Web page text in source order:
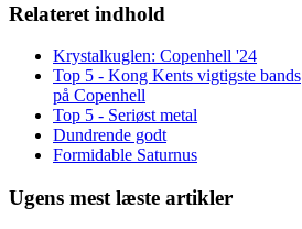
Relateret indhold
Krystalkuglen: Copenhell '24
Top 5 - Kong Kents vigtigste bands
på Copenhell
Top 5 - Seriøst metal
Dundrende godt
Formidable Saturnus
Ugens mest læste artikler